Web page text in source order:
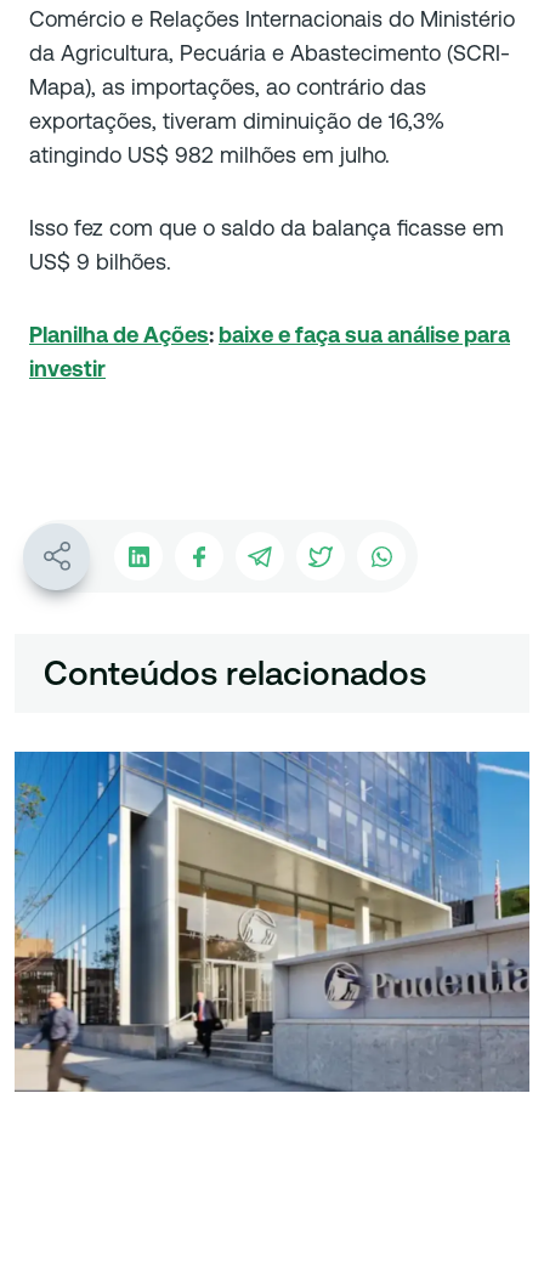
Comércio e Relações Internacionais do Ministério
da Agricultura, Pecuária e Abastecimento (SCRI-
Mapa), as importações, ao contrário das
exportações, tiveram diminuição de 16,3%
atingindo US$ 982 milhões em julho.
Isso fez com que o saldo da balança ficasse em
US$ 9 bilhões.
Planilha de Ações: baixe e faça sua análise para
investir
Conteúdos relacionados